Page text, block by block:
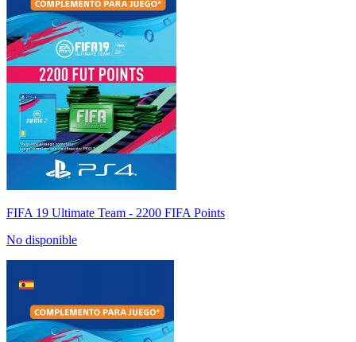
FIFA 19 Ultimate Team - 2200 FIFA Points
No disponible